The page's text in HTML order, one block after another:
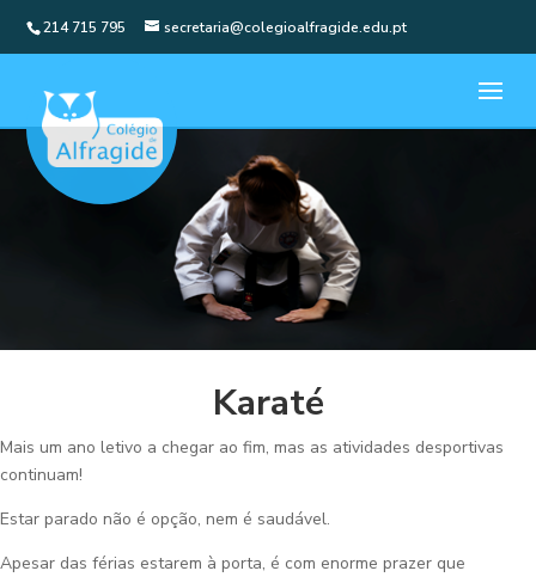
214 715 795 secretaria@colegioalfragide.edu.pt
Karaté
Mais um ano letivo a chegar ao fim, mas as atividades desportivas
continuam!
Estar parado não é opção, nem é saudável.
Apesar das férias estarem à porta, é com enorme prazer que